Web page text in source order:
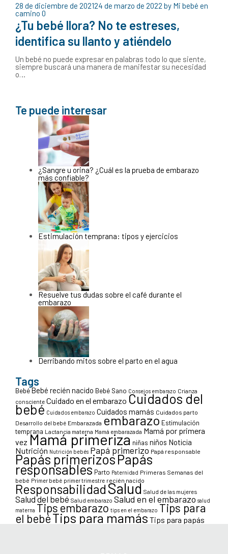
28 de diciembre de 202124 de marzo de 2022 by Mi bebé en
camino 0
¿Tu bebé llora? No te estreses,
identifica su llanto y atiéndelo
Un bebé no puede expresar en palabras todo lo que siente,
siempre buscará una manera de manifestar su necesidad
o…
Te puede interesar
¿Sangre u orina? ¿Cuál es la prueba de embarazo
más confiable?
Estimulación temprana: tipos y ejercicios
Resuelve tus dudas sobre el café durante el
embarazo
Derribando mitos sobre el parto en el agua
Tags
BebéBebé recién nacido Bebé Sano Consejos embarazo Crianza
consciente Cuidado en el embarazo Cuidados del
bebé Cuidados embarazo Cuidados mamás Cuidados parto
Desarrollo del bebé Embarazada embarazo Estimulación
temprana Lactancia materna Mamá embarazada Mamá por primera
vez Mamá primeriza niñas niños Noticia
Nutrición Nutrición bebés Papá primerizo Papá responsable
Papás primerizosPapás
responsables Parto Paternidad Primeras Semanas del
bebé Primer bebé primer trimestre recién nacido
Responsabilidad Salud Salud de las mujeres
Salud del bebé Salud embarazo Salud en el embarazo salud
materna Tips embarazo tips en el embarazo Tips para
el bebéTips para mamásTips para papás